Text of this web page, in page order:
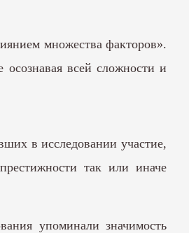
множества факторов».
всей сложности и
в исследовании участие,
так или иначе
упоминали значимость